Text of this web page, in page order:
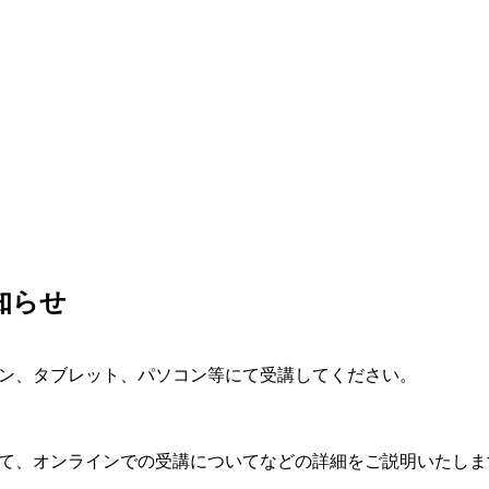
らせ
タブレット、パソコン等にて受講してください。
、オンラインでの受講についてなどの詳細をご説明いたし